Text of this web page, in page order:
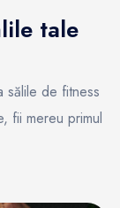
tale
sălile de fitness
fii mereu primul